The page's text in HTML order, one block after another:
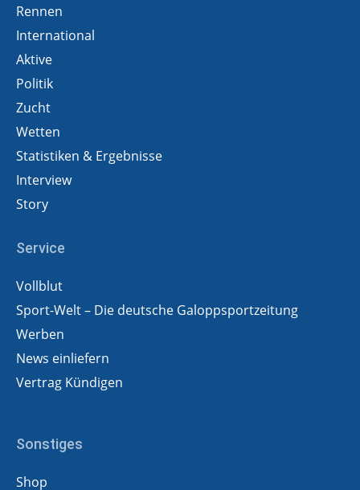
Rennen
International
Aktive
Politik
Zucht
Wetten
Statistiken & Ergebnisse
Interview
Story
Service
Vollblut
Sport-Welt – Die deutsche Galoppsportzeitung
Werben
News einliefern
Vertrag Kündigen
Sonstiges
Shop